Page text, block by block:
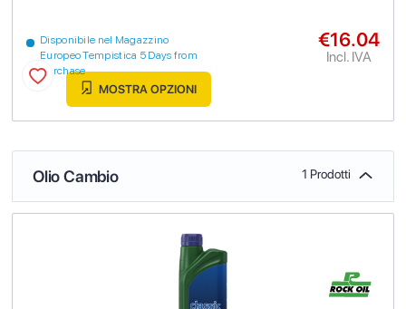
Disponibile nel Magazzino
Europeo Tempistica 5 Days from
purchase
€16.04
Incl. IVA
MOSTRA OPZIONI
Olio Cambio 1 Prodotti